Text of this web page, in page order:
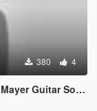
380 4
Sound Mod